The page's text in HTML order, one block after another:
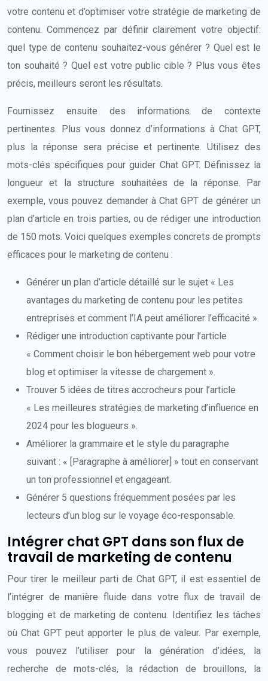
votre contenu et d’optimiser votre stratégie de marketing de
contenu. Commencez par définir clairement votre objectif:
quel type de contenu souhaitez-vous générer ? Quel est le
ton souhaité ? Quel est votre public cible ? Plus vous êtes
précis, meilleurs seront les résultats.
Fournissez ensuite des informations de contexte
pertinentes. Plus vous donnez d’informations à Chat GPT,
plus la réponse sera précise et pertinente. Utilisez des
mots-clés spécifiques pour guider Chat GPT. Définissez la
longueur et la structure souhaitées de la réponse. Par
exemple, vous pouvez demander à Chat GPT de générer un
plan d’article en trois parties, ou de rédiger une introduction
de 150 mots. Voici quelques exemples concrets de prompts
efficaces pour le marketing de contenu :
Générer un plan d’article détaillé sur le sujet « Les
avantages du marketing de contenu pour les petites
entreprises et comment l’IA peut améliorer l’efficacité ».
Rédiger une introduction captivante pour l’article
« Comment choisir le bon hébergement web pour votre
blog et optimiser la vitesse de chargement ».
Trouver 5 idées de titres accrocheurs pour l’article
« Les meilleures stratégies de marketing d’influence en
2024 pour les blogueurs ».
Améliorer la grammaire et le style du paragraphe
suivant : « [Paragraphe à améliorer] » tout en conservant
un ton professionnel et engageant.
Générer 5 questions fréquemment posées par les
lecteurs d’un blog sur le voyage éco-responsable.
Intégrer chat GPT dans son flux de
travail de marketing de contenu
Pour tirer le meilleur parti de Chat GPT, il est essentiel de
l’intégrer de manière fluide dans votre flux de travail de
blogging et de marketing de contenu. Identifiez les tâches
où Chat GPT peut apporter le plus de valeur. Par exemple,
vous pouvez l’utiliser pour la génération d’idées, la
recherche de mots-clés, la rédaction de brouillons, la